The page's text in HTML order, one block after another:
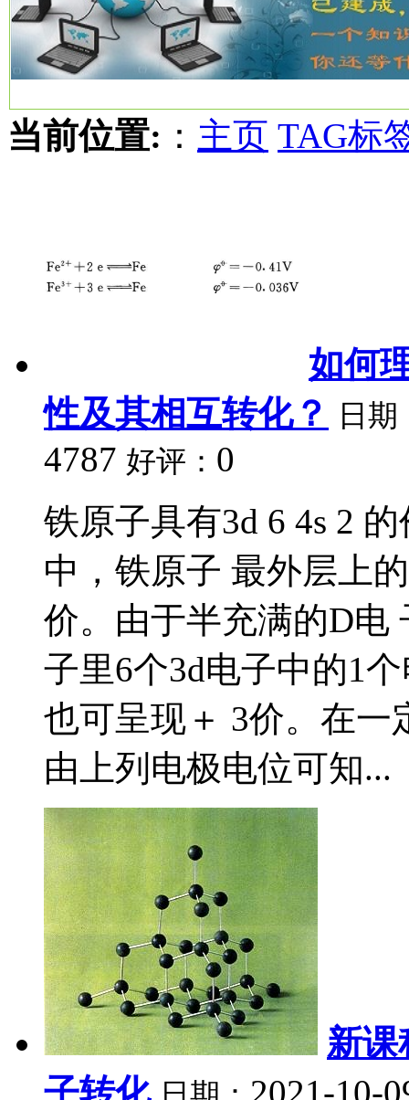
当前位置: ： 主页 TAG标
如何
性及其相互转化？
日期
4787 好评： 0
铁原子具有3d 6 4s 2
中，铁原子 最外层上
价。由于半充满的D电
子里6个3d电子中的1
也可呈现＋ 3价。在一
由上列电极电位可知...
新课